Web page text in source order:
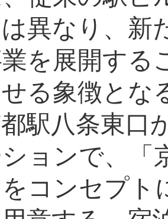
異なり、新
を展開する
る象徴とな
駅八条東口
ョンで、「
コンセプト